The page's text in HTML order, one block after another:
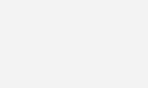
ausgesetzt sind. Klar
EEG endgültig von einer
Risikomodell.
Energiesystems